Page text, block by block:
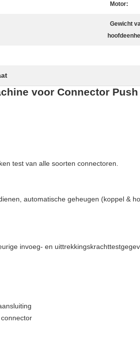
Motor:
Gewicht
voor Connector
test van alle soorten connectoren.
automatische geheugen (koppel &
invoeg- en